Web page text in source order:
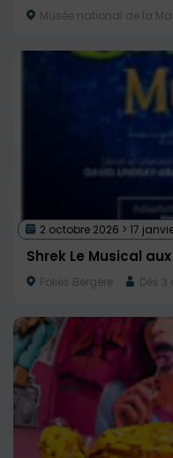
Musée national de la
2 octobre 2026 > 17
Shrek Le Musical
Folies Bergère Dès 3